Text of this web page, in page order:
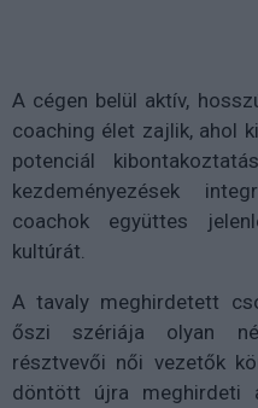
A cégen belül aktív,
coaching élet zajlik, ahol
potenciál
kezdeményezések
coachok együttes
kultúrát.
A tavaly meghirdetett
őszi szériája olyan
résztvevői női vezetők
döntött újra meghirdeti